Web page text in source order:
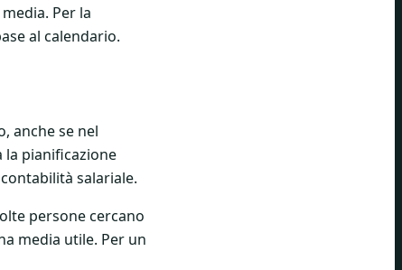
Per la
al calendario.
anche se nel
la pianificazione
salariale.
persone cercano
media utile. Per un